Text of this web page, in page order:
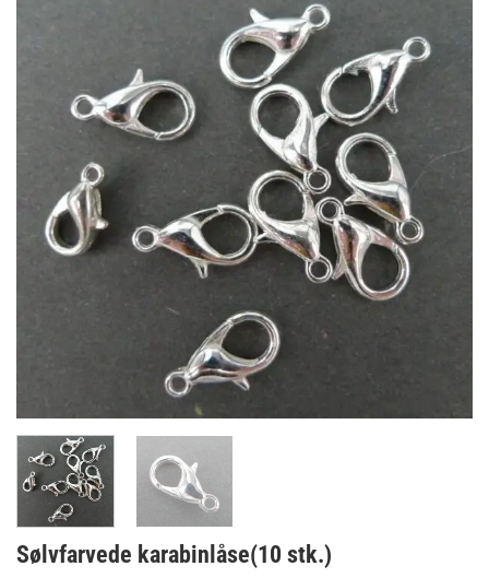
Sølvfarvede karabinlåse(10 stk.)